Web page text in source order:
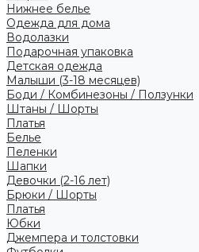
Нижнее белье
Одежда для дома
Водолазки
Подарочная упаковка
Детская одежда
Малыши (3-18 месяцев)
Боди / Комбинезоны / Ползунки
Штаны / Шорты
Платья
Белье
Пеленки
Шапки
Девочки (2-16 лет)
Брюки / Шорты
Платья
Юбки
Джемпера и толстовки